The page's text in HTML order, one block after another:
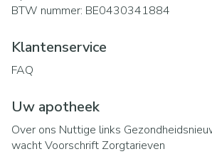
BTW nummer: BE0430341884
Klantenservice
FAQ
Uw apotheek
Over ons Nuttige links
wachtVoorschrift Zorgtarieven